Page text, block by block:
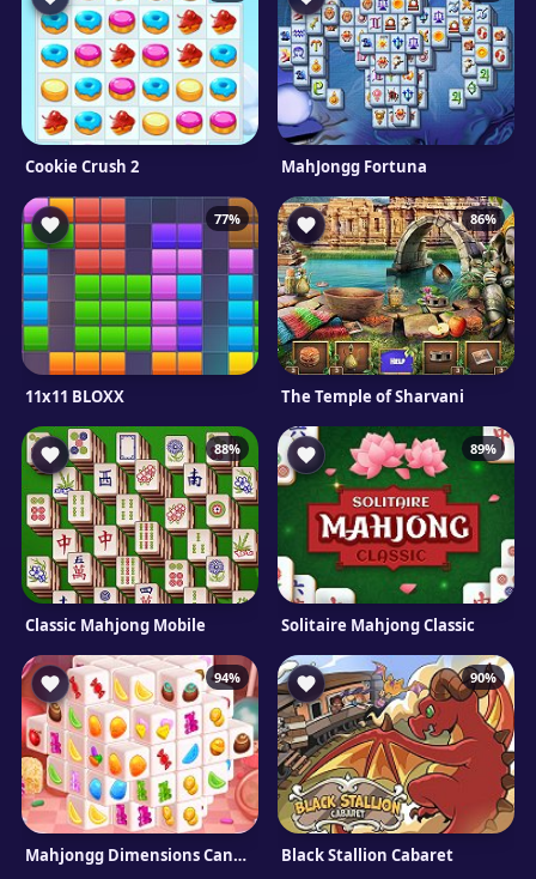
Cookie Crush 2 MahJongg Fortuna
77%
11x11 BLOXX
86%
The Temple of Sharvani
88%
Classic Mahjong Mobile
89%
Solitaire Mahjong Classic
94%
Mahjongg Dimensions Candy 640 seconds
90%
Black Stallion Cabaret